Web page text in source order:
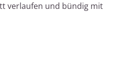
verlaufen und bündig mit